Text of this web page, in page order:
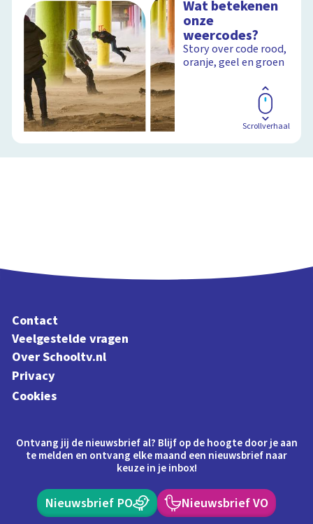
Wat betekenen
onze
weercodes?
Story over code rood,
oranje, geel en groen
Scrollverhaal
Contact
Veelgestelde vragen
Over Schooltv.nl
Privacy
Cookies
Ontvang jij de nieuwsbrief al? Blijf op de hoogte door je aan
te melden en ontvang elke maand een nieuwsbrief naar
keuze in je inbox!
Nieuwsbrief PO Nieuwsbrief VO